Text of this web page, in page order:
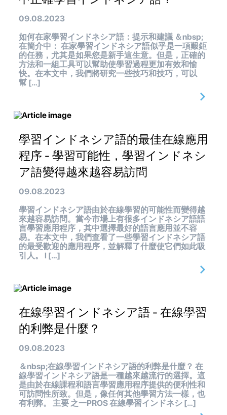
09.08.2023
如何在家學習インドネシア語：提示和建議 ＆nbsp;
在簡介中： 在家學習インドネシア語似乎是一項艱鉅
的任務，尤其是如果您是新手這生意。但是，正確的
方法和一組工具可以幫助使學習過程更加有效和愉
快。在本文中，我們將研究一些技巧和技巧，可以
幫 […]
學習インドネシア語的最佳在線應用
程序 - 學習可能性，學習インドネシ
ア語變得越來越容易訪問
09.08.2023
學習インドネシア語由於在線學習的可能性而變得越
來越容易訪問。當今市場上有很多インドネシア語語
言學習應用程序，其中選擇最好的語言應用並不容
易。在本文中，我們查看了一些學習インドネシア語
的最受歡迎的應用程序，並解釋了什麼使它們如此吸
引人。 l […]
在線學習インドネシア語 - 在線學習
的利弊是什麼？
09.08.2023
＆nbsp;在線學習インドネシア語的利弊是什麼？ 在
線學習インドネシア語是一種越來越流行的選擇。這
是由於在線課程和語言學習應用程序提供的便利性和
可訪問性所致。但是，像任何其他學習方法一樣，也
有利弊。 主要 之一PROS 在線學習インドネシ […]